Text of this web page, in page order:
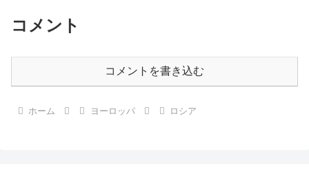
コメント
コメントを書き込む
ホーム ヨーロッパ ロシア